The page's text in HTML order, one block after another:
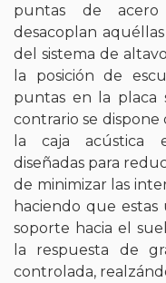
puntas de
desacoplan
del sistema de
la posición de
puntas en la placa
contrario se dispone
la caja acústica
diseñadas para
de minimizar las
haciendo que estas
soporte hacia el
la respuesta de
controlada,